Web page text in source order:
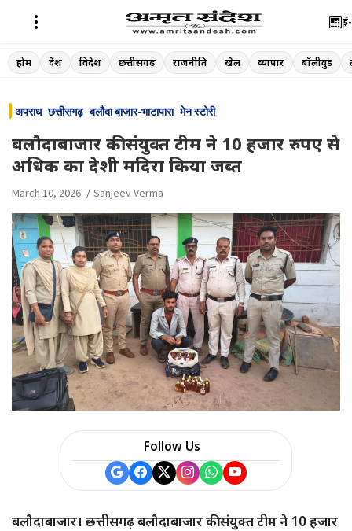
Skip
to
होम देश विदेश छत्तीसगढ़ राजनीति खेल व्यापार बॉलीवुड
अपराध छत्तीसगढ़ बलौदा बाज़ार-भाटापारा मेन स्टोरी
बलौदाबाजार की संयुक्त टीम ने 10 हजार रुपए से
अधिक का देशी मदिरा किया जब्त
March 10, 2026 Sanjeev Verma
Follow Us
बलौदाबाजार। छत्तीसगढ़ बलौदाबाजार की संयुक्त टीम ने 10 हजार